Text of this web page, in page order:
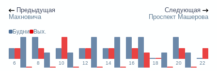
Предыдущая
Махновича
Следующая
Проспект Машерова
Будни Вых.
6 8 10 12 14 16 18 20 22